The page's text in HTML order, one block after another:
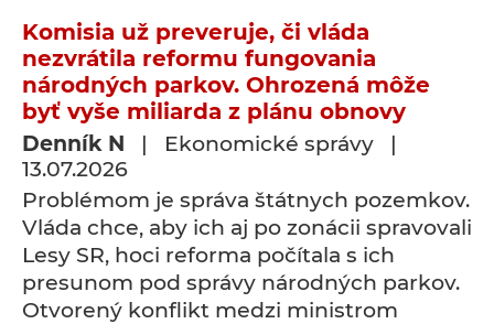
Komisia už preveruje, či vláda
nezvrátila reformu fungovania
národných parkov. Ohrozená môže
byť vyše miliarda z plánu obnovy
Denník N | Ekonomické správy |
13.07.2026
Problémom je správa štátnych pozemkov.
Vláda chce, aby ich aj po zonácii spravovali
Lesy SR, hoci reforma počítala s ich
presunom pod správy národných parkov.
Otvorený konflikt medzi ministrom